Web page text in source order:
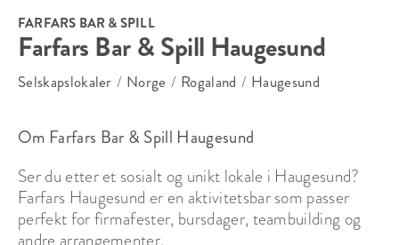
FARFARS BAR & SPILL
Farfars Bar & Spill Haugesund
Selskapslokaler / Norge / Rogaland / Haugesund
Om Farfars Bar & Spill Haugesund
Ser du etter et sosialt og unikt lokale i Haugesund?
Farfars Haugesund er en aktivitetsbar som passer
perfekt for firmafester, bursdager, teambuilding og